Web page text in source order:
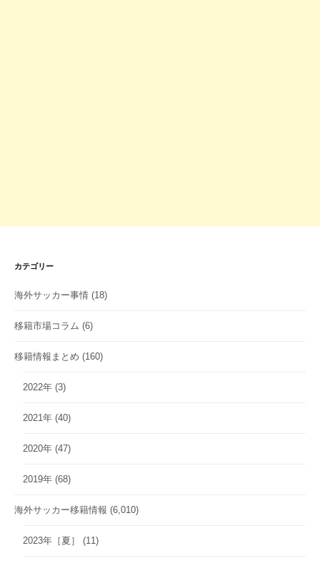
カテゴリー
海外サッカー事情 (18)
移籍市場コラム (6)
移籍情報まとめ (160)
2022年 (3)
2021年 (40)
2020年 (47)
2019年 (68)
海外サッカー移籍情報 (6,010)
2023年［夏］ (11)